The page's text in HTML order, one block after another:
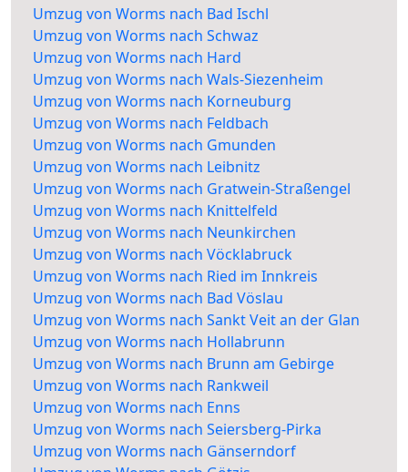
Umzug von Worms nach Bad Ischl
Umzug von Worms nach Schwaz
Umzug von Worms nach Hard
Umzug von Worms nach Wals-Siezenheim
Umzug von Worms nach Korneuburg
Umzug von Worms nach Feldbach
Umzug von Worms nach Gmunden
Umzug von Worms nach Leibnitz
Umzug von Worms nach Gratwein-Straßengel
Umzug von Worms nach Knittelfeld
Umzug von Worms nach Neunkirchen
Umzug von Worms nach Vöcklabruck
Umzug von Worms nach Ried im Innkreis
Umzug von Worms nach Bad Vöslau
Umzug von Worms nach Sankt Veit an der Glan
Umzug von Worms nach Hollabrunn
Umzug von Worms nach Brunn am Gebirge
Umzug von Worms nach Rankweil
Umzug von Worms nach Enns
Umzug von Worms nach Seiersberg-Pirka
Umzug von Worms nach Gänserndorf